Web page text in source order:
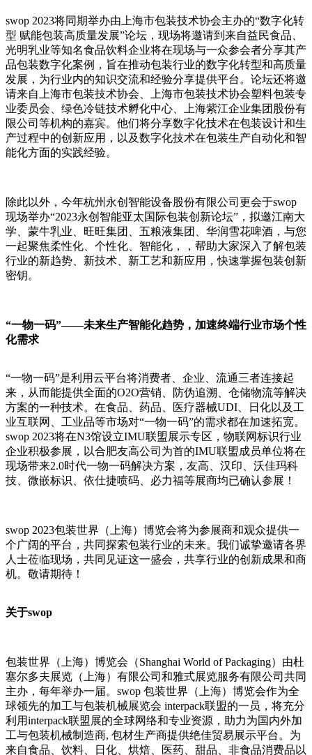
swop 2023将同期举办由上海市包装技术协会主办的“数字化转
型 赋能包装高质量发展”论坛，现场将邀请到来自益民食品、
光明乳业等知名食品饮料企业将在现场与一众参会者分享其产
品包装数字化案例，旨在推动包装行业的数字化转型和高质量
发展，为行业内的知识交流和经验分享提供平台。论坛还将邀
请来自上海市包装技术协会、上海市包装技术协会塑料包装专
业委员会、绿色冷链技术孵化中心、上海紫江企业集团股份有
限公司等机构的嘉宾。他们将分享数字化技术在包装设计和生
产过程中的创新应用，以及数字化技术在包装生产自动化和智
能化方面的实践经验。
除此以外，今年杭州永创智能设备股份有限公司更会于swop
现场举办“2023永创智能亚太国际包装创新论坛”，拟邀江南大
学、蒙牛乳业、旺旺集团、五粮液集团、华润雪花啤酒，与您
一起聚焦柔性化、个性化、智能化，，帮助大家深入了解包装
行业的新趋势、新技术、新工艺和新应用，快速掌握包装创新
密钥。
“一物一码”——未来生产智能化趋势，加速终端行业市场个性
化需求
“一物一码”是利用云平台将消费者、企业、流通三者连接起
来，从而能提供全面的O2O营销、防伪追溯、仓储物流等解决
方案的一种技术。在食品、药品、医疗器械UDI、日化以及工
业互联网、工业品等市场对“一物一码”的需求都在加速拓宽。
swop 2023将在N3馆设立IMU联盟展示专区，物联网标识行业
企业积极参展，以合肥友高公司为首的IMU联盟成员单位将在
现场带来2.0时代一物一码解决方案，友高、汉印、沃佳玛科
技、微嵌标识、依仕捷喷码、必力福等展商均已确认参展！
swop 2023包装世界（上海）博览会将为参展商和观众提供一
个广阔的平台，共同探索包装行业的未来。我们诚挚邀请各界
人士莅临现场，共同见证这一盛会，共享行业的创新成果和商
机。敬请期待！
关于swop
包装世界（上海）博览会（Shanghai World of Packaging）由杜
塞尔多夫展览（上海）有限公司和雅式展览服务有限公司共同
主办，每年举办一届。swop 包装世界（上海）博览会作为全
球领先的加工与包装机械展览会 interpack联盟的一员，将充分
利用interpack联盟展的全球网络和专业资源，助力为国内外加
工与包装机械制造商, 包材生产商提供绝佳贸易展示平台。为
来自食品、饮料、日化、烘焙、医药、甜品、非食品消费品以